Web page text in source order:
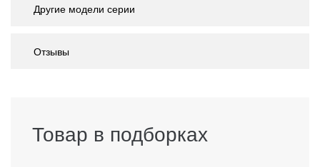
Другие модели серии
Отзывы
Товар в подборках